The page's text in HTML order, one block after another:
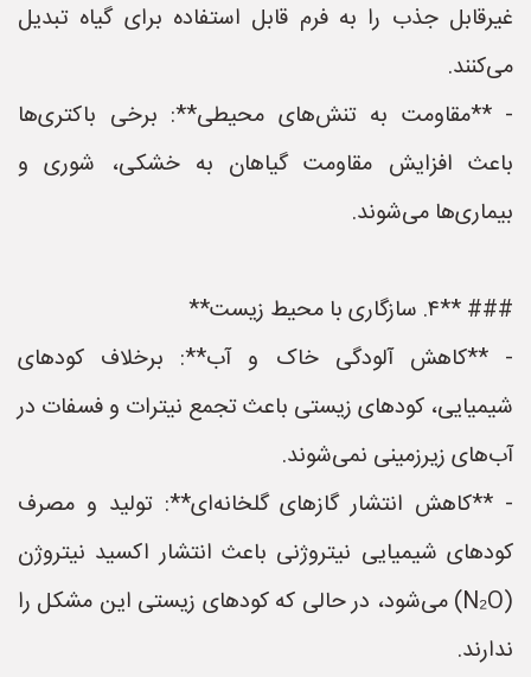
غیرقابل جذب را به فرم قابل استفاده برای گیاه تبدیل
می‌کنند.
- **مقاومت به تنش‌های محیطی**: برخی باکتری‌ها
باعث افزایش مقاومت گیاهان به خشکی، شوری و
بیماری‌ها می‌شوند.
### **۴. سازگاری با محیط زیست**
- **کاهش آلودگی خاک و آب**: برخلاف کودهای
شیمیایی، کودهای زیستی باعث تجمع نیترات و فسفات در
آب‌های زیرزمینی نمی‌شوند.
- **کاهش انتشار گازهای گلخانه‌ای**: تولید و مصرف
کودهای شیمیایی نیتروژنی باعث انتشار اکسید نیتروژن
(N₂O) می‌شود، در حالی که کودهای زیستی این مشکل را
ندارند.